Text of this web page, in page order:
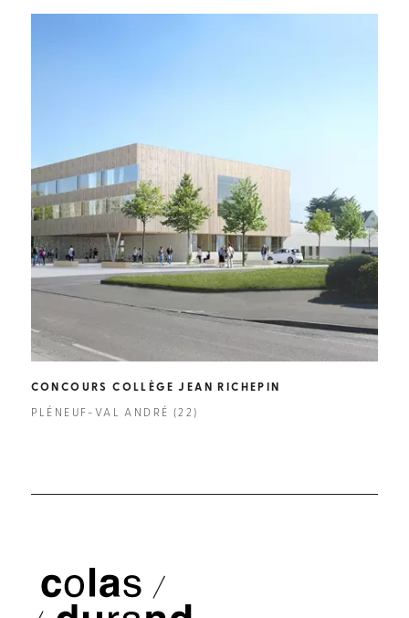
CONCOURS COLLÈGE JEAN RICHEPIN
PLÉNEUF-VAL ANDRÉ (22)